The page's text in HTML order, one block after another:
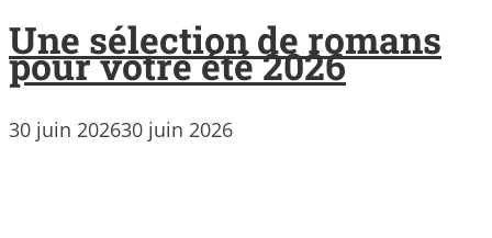
Une sélection de romans
pour votre été 2026
30 juin 202630 juin 2026